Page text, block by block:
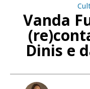
Vanda
Dinis e